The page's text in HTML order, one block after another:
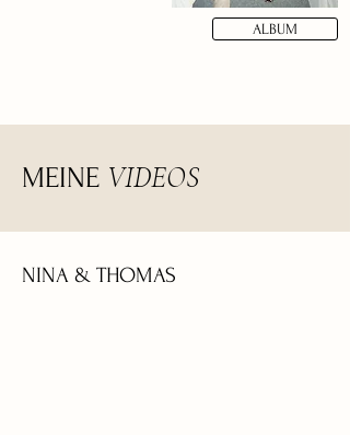
ALBUM
MEINE VIDEOS
NINA & THOMAS